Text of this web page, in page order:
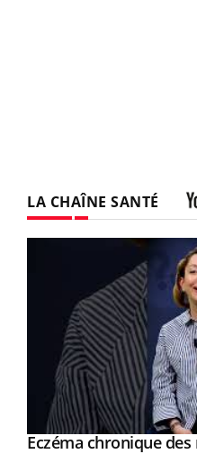
LA CHAÎNE SANTÉ
Youtube
Eczéma chronique